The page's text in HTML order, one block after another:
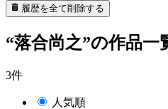
履歴を全て削除する
“落合尚之”の作品一
3件
人気順